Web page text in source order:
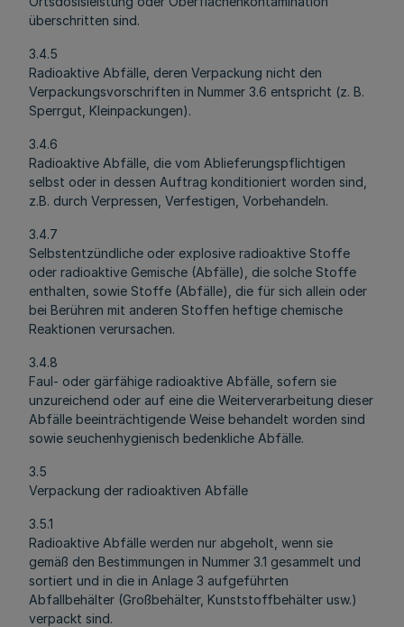
überschritten sind.
3.4.5
Radioaktive Abfälle, deren Verpackung nicht den
Verpackungsvorschriften in Nummer 3.6 entspricht (z. B.
Sperrgut, Kleinpackungen).
3.4.6
Radioaktive Abfälle, die vom Ablieferungspflichtigen
selbst oder in dessen Auftrag konditioniert worden sind,
z.B. durch Verpressen, Verfestigen, Vorbehandeln.
3.4.7
Selbstentzündliche oder explosive radioaktive Stoffe
oder radioaktive Gemische (Abfälle), die solche Stoffe
enthalten, sowie Stoffe (Abfälle), die für sich allein oder
bei Berühren mit anderen Stoffen heftige chemische
Reaktionen verursachen.
3.4.8
Faul- oder gärfähige radioaktive Abfälle, sofern sie
unzureichend oder auf eine die Weiterverarbeitung dieser
Abfälle beeinträchtigende Weise behandelt worden sind
sowie seuchenhygienisch bedenkliche Abfälle.
3.5
Verpackung der radioaktiven Abfälle
3.5.1
Radioaktive Abfälle werden nur abgeholt, wenn sie
gemäß den Bestimmungen in Nummer 3.1 gesammelt und
sortiert und in die in Anlage 3 aufgeführten
Abfallbehälter (Großbehälter, Kunststoffbehälter usw.)
verpackt sind.